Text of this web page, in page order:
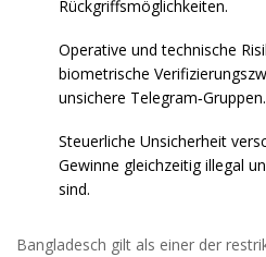
Rückgriffsmöglichkeiten.
Operative und technische
biometrische
unsichere Telegram‑Gruppen.
Steuerliche Unsicherheit
Gewinne gleichzeitig illegal
sind.
Bangladesch gilt als einer der